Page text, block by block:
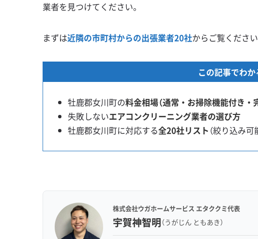
業者を見つけてください。
まずは近隣の市町村からの出張業者20社からご覧ください
この記事でわか
牡鹿郡女川町の料金相場（通常・お掃除機能付き・
失敗しないエアコンクリーニング業者の選び方
牡鹿郡女川町に対応する全20社リスト （絞り込み可
株式会社ウガホームサービス エタククミ代表
宇賀神智明（うがじん ともあき）